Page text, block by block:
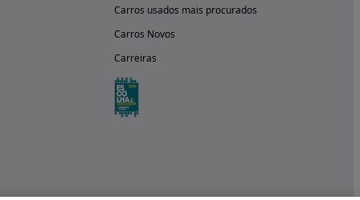
Carros usados mais procurados
Carros Novos
Carreiras